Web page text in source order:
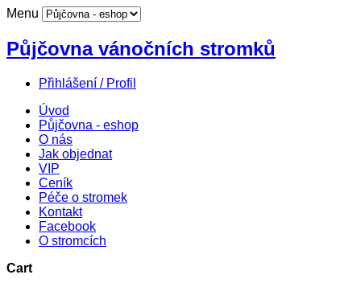
Menu
Půjčovna vánočních stromků
Přihlášení / Profil
Úvod
Půjčovna - eshop
O nás
Jak objednat
VIP
Ceník
Péče o stromek
Kontakt
Facebook
O stromcích
Cart